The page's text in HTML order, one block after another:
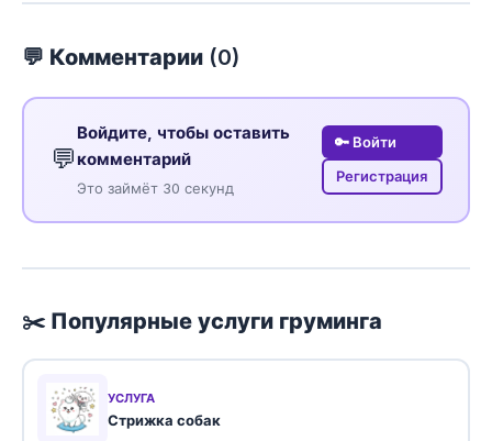
💬 Комментарии (0)
💬
Войдите, чтобы оставить
комментарий
Это займёт 30 секунд
🔑 Войти
Регистрация
✂️ Популярные услуги груминга
УСЛУГА
Стрижка собак